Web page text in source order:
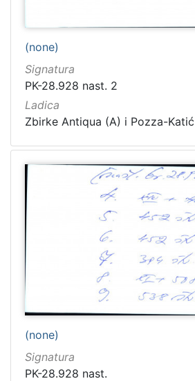
(none)
Signatura
PK-28.928 nast. 2
Ladica
Zbirke Antiqua (A) i Pozza-Katić
(none)
Signatura
PK-28.928 nast.